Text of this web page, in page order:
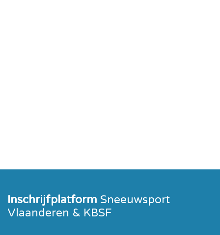
Inschrijfplatform Sneeuwsport
Vlaanderen & KBSF